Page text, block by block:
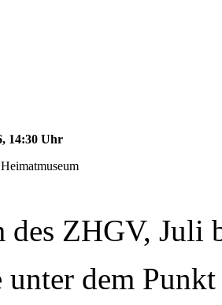
14:30 Uhr
des ZHGV, Juli
unter dem